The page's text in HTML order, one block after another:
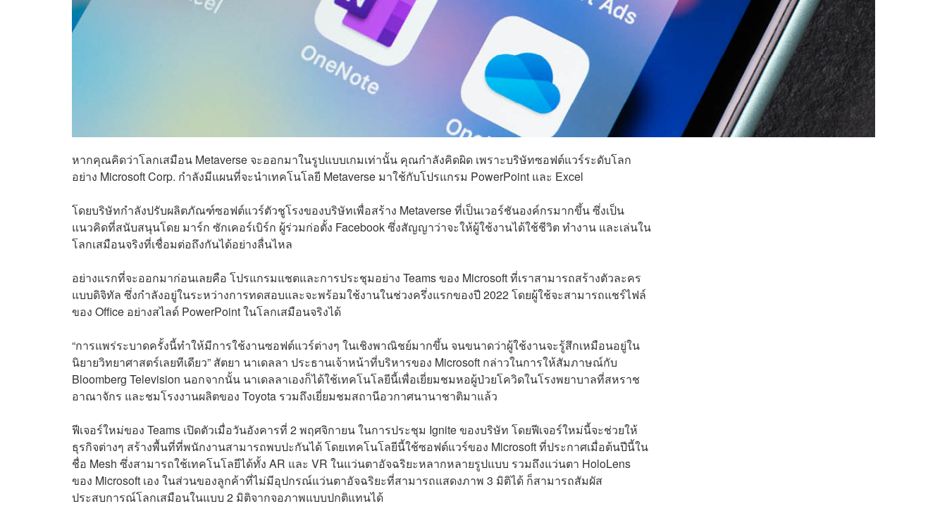
หากคุณคิดว่าโลกเสมือน Metaverse จะออกมาในรูปแบบเกมเท่านั้น คุณกำลังคิดผิด เพราะบริษัทซอฟต์แวร์ระดับโลก
อย่าง Microsoft Corp. กำลังมีแผนที่จะนำเทคโนโลยี Metaverse มาใช้กับโปรแกรม PowerPoint และ Excel
โดยบริษัทกำลังปรับผลิตภัณฑ์ซอฟต์แวร์ตัวชูโรงของบริษัทเพื่อสร้าง Metaverse ที่เป็นเวอร์ชันองค์กรมากขึ้น ซึ่งเป็น
แนวคิดที่สนับสนุนโดย มาร์ก ซักเคอร์เบิร์ก ผู้ร่วมก่อตั้ง Facebook ซึ่งสัญญาว่าจะให้ผู้ใช้งานได้ใช้ชีวิต ทำงาน และเล่นใน
โลกเสมือนจริงที่เชื่อมต่อถึงกันได้อย่างลื่นไหล
อย่างแรกที่จะออกมาก่อนเลยคือ โปรแกรมแชตและการประชุมอย่าง Teams ของ Microsoft ที่เราสามารถสร้างตัวละคร
แบบดิจิทัล ซึ่งกำลังอยู่ในระหว่างการทดสอบและจะพร้อมใช้งานในช่วงครึ่งแรกของปี 2022 โดยผู้ใช้จะสามารถแชร์ไฟล์
ของ Office อย่างสไลด์ PowerPoint ในโลกเสมือนจริงได้
“การแพร่ระบาดครั้งนี้ทำให้มีการใช้งานซอฟต์แวร์ต่างๆ ในเชิงพาณิชย์มากขึ้น จนขนาดว่าผู้ใช้งานจะรู้สึกเหมือนอยู่ใน
นิยายวิทยาศาสตร์เลยทีเดียว” สัตยา นาเดลลา ประธานเจ้าหน้าที่บริหารของ Microsoft กล่าวในการให้สัมภาษณ์กับ
Bloomberg Television นอกจากนั้น นาเดลลาเองก็ได้ใช้เทคโนโลยีนี้เพื่อเยี่ยมชมหอผู้ป่วยโควิดในโรงพยาบาลที่สหราช
อาณาจักร และชมโรงงานผลิตของ Toyota รวมถึงเยี่ยมชมสถานีอวกาศนานาชาติมาแล้ว
ฟีเจอร์ใหม่ของ Teams เปิดตัวเมื่อวันอังคารที่ 2 พฤศจิกายน ในการประชุม Ignite ของบริษัท โดยฟีเจอร์ใหม่นี้จะช่วยให้
ธุรกิจต่างๆ สร้างพื้นที่ที่พนักงานสามารถพบปะกันได้ โดยเทคโนโลยีนี้ใช้ซอฟต์แวร์ของ Microsoft ที่ประกาศเมื่อต้นปีนี้ใน
ชื่อ Mesh ซึ่งสามารถใช้เทคโนโลยีได้ทั้ง AR และ VR ในแว่นตาอัจฉริยะหลากหลายรูปแบบ รวมถึงแว่นตา HoloLens
ของ Microsoft เอง ในส่วนของลูกค้าที่ไม่มีอุปกรณ์แว่นตาอัจฉริยะที่สามารถแสดงภาพ 3 มิติได้ ก็สามารถสัมผัส
ประสบการณ์โลกเสมือนในแบบ 2 มิติจากจอภาพแบบปกติแทนได้